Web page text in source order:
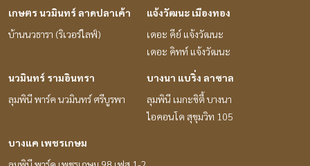
เกษตร นวมินทร์ ลาดปลาเค้า
บ้านนวธารา (ริเวอร์ไลฟ์)
แจ้งวัฒนะ เมืองทอง
เดอะ คีย์ แจ้งวัฒนะ
เดอะ คิทท์ แจ้งวัฒนะ
นวมินทร์ รามอินทรา
ลุมพินี พาร์ค นวมินทร์ ศรีบูรพา
บางนา แบริ่ง ลาซาล
ลุมพินี เมกะซิตี้ บางนา
ไอคอนโด สุขุมวิท 105
บางแค เพชรเกษม